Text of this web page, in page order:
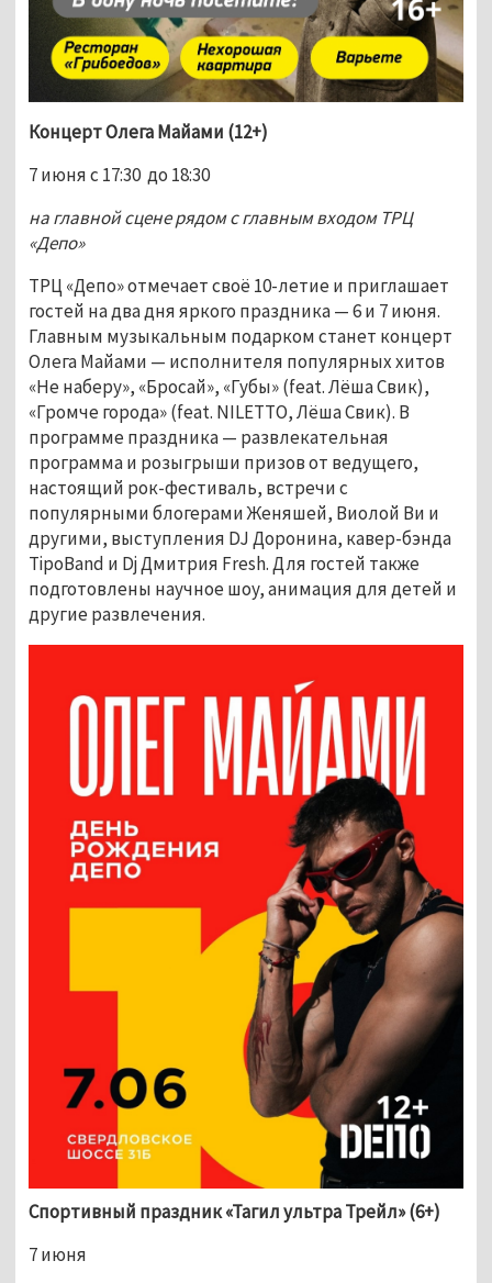
Концерт Олега Майами (12+)
7 июня с 17:30  до 18:30
на главной сцене рядом с главным входом ТРЦ
«Депо»
ТРЦ «Депо» отмечает своё 10-летие и приглашает
гостей на два дня яркого праздника — 6 и 7 июня.
Главным музыкальным подарком станет концерт
Олега Майами — исполнителя популярных хитов
«Не наберу», «Бросай», «Губы» (feat. Лёша Свик),
«Громче города» (feat. NILETTO, Лёша Свик). В
программе праздника — развлекательная
программа и розыгрыши призов от ведущего,
настоящий рок-фестиваль, встречи с
популярными блогерами Женяшей, Виолой Ви и
другими, выступления DJ Доронина, кавер-бэнда
TipoBand и Dj Дмитрия Fresh. Для гостей также
подготовлены научное шоу, анимация для детей и
другие развлечения.
Спортивный праздник «Тагил ультра Трейл» (6+)
7 июня